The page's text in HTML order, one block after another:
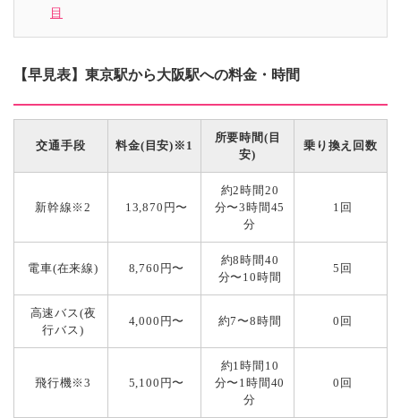
目
【早見表】東京駅から大阪駅への料金・時間
交通手段 料金(目安)※1
所要時間(目
安)
乗り換え回数
新幹線※2 13,870円〜
約2時間20
分〜3時間45
分
1回
電車(在来線) 8,760円〜
約8時間40
分〜10時間
5回
高速バス(夜
行バス)
4,000円〜 約7〜8時間 0回
飛行機※3 5,100円〜
約1時間10
分〜1時間40
分
0回